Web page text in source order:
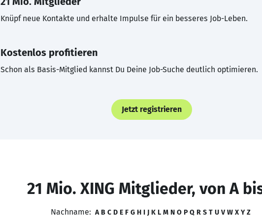
Knüpf neue Kontakte und erhalte Impulse für ein besseres Job-Leben.
Kostenlos profitieren
Schon als Basis-Mitglied kannst Du Deine Job-Suche deutlich optimieren.
Jetzt registrieren
21 Mio. XING Mitglieder, von A
Nachname: A B C D E F G H I J K L M N O P Q R S T U V W X Y Z